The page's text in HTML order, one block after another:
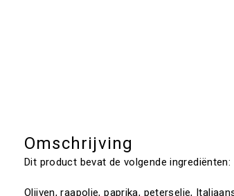
Omschrijving
Dit product bevat de volgende ingrediënten:
Olijven, raapolie, paprika, peterselie,